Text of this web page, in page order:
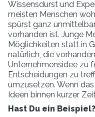
Wissensdurst und
meisten Menschen
spürst ganz
vorhanden ist. Junge
Möglichkeiten statt in
natürlich, die
Unternehmensidee zu
Entscheidungen zu
umzusetzen. Wenn
Ideen binnen kurzer
Hast Du ein Beispiel?